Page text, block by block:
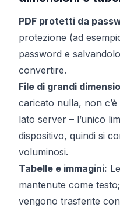
PDF protetti da
protezione (ad
password e
convertire.
File di grandi
caricato nulla, non
lato server – l’unico
dispositivo, quindi si
voluminosi.
Tabelle e immagini:
mantenute come
vengono trasferite